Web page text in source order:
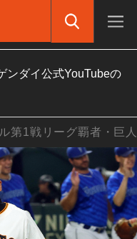
ンダイ公式YouTubeの
第1戦リーグ覇者・巨